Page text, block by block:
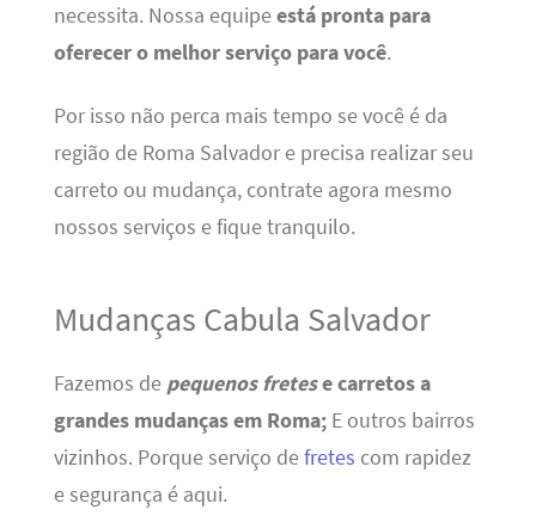
necessita. Nossa equipeestá pronta para
oferecer o melhor serviço para você.
Por isso não perca mais tempo se você é da
região de Roma Salvador e precisa realizar seu
carreto ou mudança, contrate agora mesmo
nossos serviços e fique tranquilo.
Mudanças Cabula Salvador
Fazemos de pequenos fretese carretos a
grandes mudanças em Roma;E outros bairros
vizinhos. Porque serviço defretes com rapidez
e segurança é aqui.